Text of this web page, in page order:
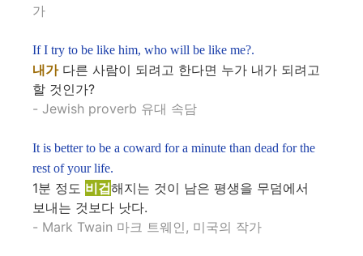
가
If I try to be like him, who will be like me?.
내가다른 사람이 되려고 한다면 누가 내가 되려고
할 것인가?
- Jewish proverb 유대 속담
It is better to be a coward for a minute than dead for the
rest of your life.
1분 정도 비겁해지는 것이 남은 평생을 무덤에서
보내는 것보다 낫다.
- Mark Twain 마크 트웨인, 미국의 작가